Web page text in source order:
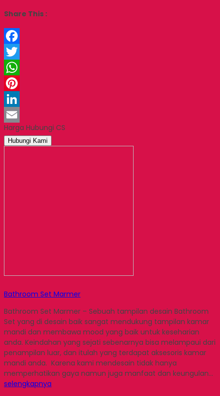
Share This :
Facebook
Twitter
WhatsApp
Pinterest
LinkedIn
Email
Harga Hubungi CS
Hubungi Kami
Bathroom Set Marmer
Bathroom Set Marmer – Sebuah tampilan desain Bathroom
Set yang di desain baik sangat mendukung tampilan kamar
mandi dan membawa mood yang baik untuk keseharian
anda. Keindahan yang sejati sebenarnya bisa melampaui dari
penampilan luar, dan itulah yang terdapat aksesoris kamar
mandi anda. Karena kami mendesain tidak hanya
memperhatikan gaya namun juga manfaat dan keungulan…
selengkapnya